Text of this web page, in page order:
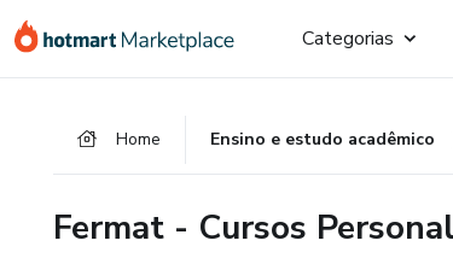
para
para
para
Categorias
Home Ensino e estudo acadêmico
Fermat - Cursos